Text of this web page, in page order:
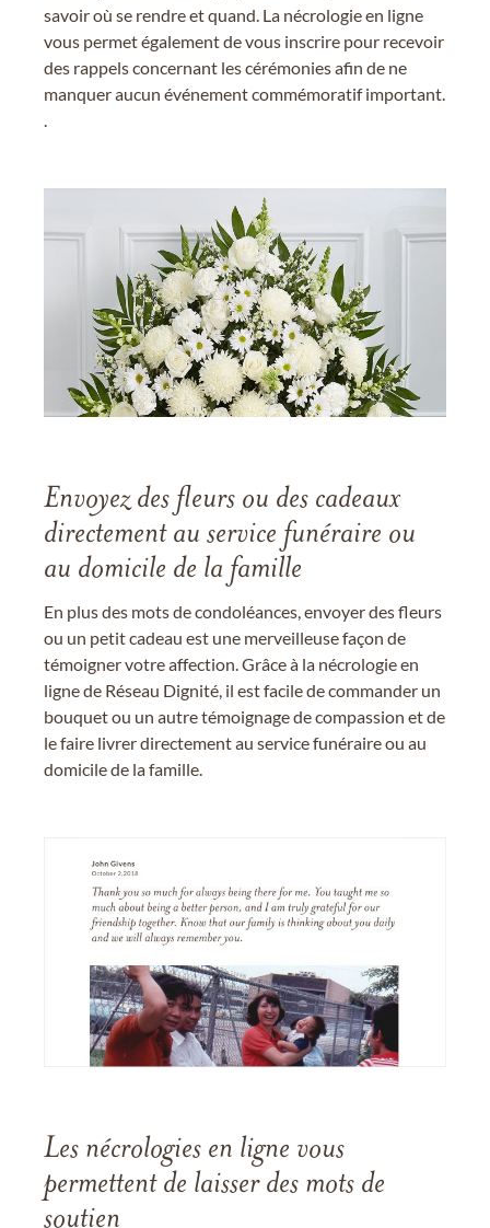
savoir où se rendre et quand. La nécrologie en ligne
vous permet également de vous inscrire pour recevoir
des rappels concernant les cérémonies afin de ne
manquer aucun événement commémoratif important.
Envoyez des fleurs ou des cadeaux
directement au service funéraire ou
au domicile de la famille
En plus des mots de condoléances, envoyer des fleurs
ou un petit cadeau est une merveilleuse façon de
témoigner votre affection. Grâce à la nécrologie en
ligne de Réseau Dignité, il est facile de commander un
bouquet ou un autre témoignage de compassion et de
le faire livrer directement au service funéraire ou au
domicile de la famille.
Les nécrologies en ligne vous
permettent de laisser des mots de
soutien